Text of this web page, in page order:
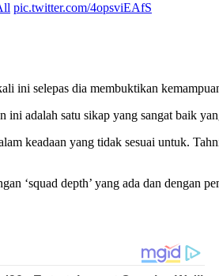
pic.twitter.com/4opsviEAfS
ini selepas dia membuktikan
adalah satu sikap yang sangat baik
keadaan yang tidak sesuai untuk.
‘squad depth’ yang ada dan dengan